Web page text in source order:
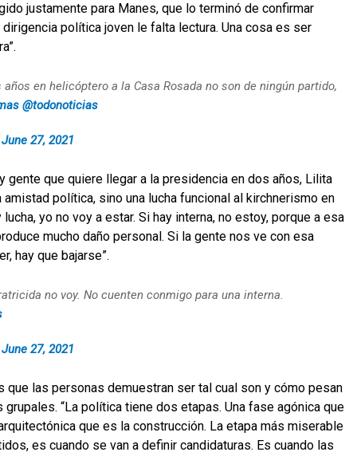
justamente para Manes, que lo terminó de confirmar
política joven le falta lectura. Una cosa es ser
en helicóptero a la Casa Rosada no son de ningún partido,
@todonoticias
June 27, 2021
gente que quiere llegar a la presidencia en dos años, Lilita
amistad política, sino una lucha funcional al kirchnerismo en
yo no voy a estar. Si hay interna, no estoy, porque a esa
mucho daño personal. Si la gente nos ve con esa
hay que bajarse”.
no voy. No cuenten conmigo para una interna.
June 27, 2021
que las personas demuestran ser tal cual son y cómo pesan
“La política tiene dos etapas. Una fase agónica que
que es la construcción. La etapa más miserable
es cuando se van a definir candidaturas. Es cuando las